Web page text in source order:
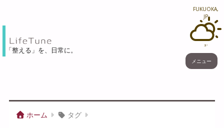
メニュー
「整える」を、⽇常に。
FUKUOKA,
JP
31°
ホーム タグ